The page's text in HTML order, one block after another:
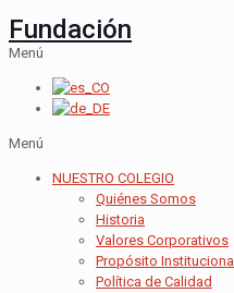
Fundación
Menú
Menú
NUESTRO COLEGIO
Quiénes Somos
Historia
Valores Corporativos
Propósito Institucional
Política de Calidad